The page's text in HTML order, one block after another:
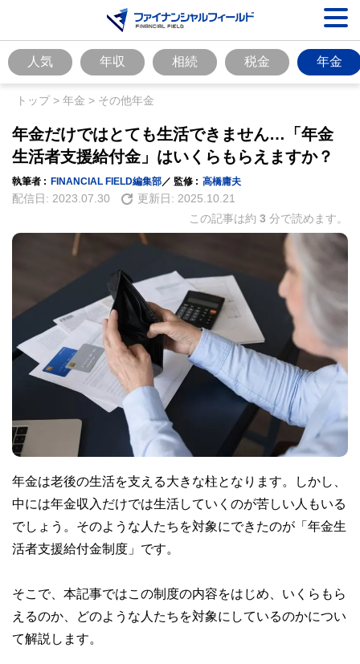
人気 年収 相続 税金 年金
トップ> 年金 > その他年金
年金だけではとても生活できません…「年金
生活者支援給付金」はいくらもらえますか？
執筆者 : FINANCIAL FIELD編集部 ／ 監修 : 高橋庸夫
配信日: 2023.07.30 更新日: 2025.10.21
この記事は約 3 分で読めます。
年金は老後の生活を支える大きな柱となります。しかし、
中には年金収入だけでは生活していくのが苦しい人もいる
でしょう。そのような人たちを対象にできたのが「年金生
活者支援給付金制度」です。
そこで、本記事ではこの制度の内容をはじめ、いくらもら
えるのか、どのような人たちを対象にしているのかについ
て解説します。